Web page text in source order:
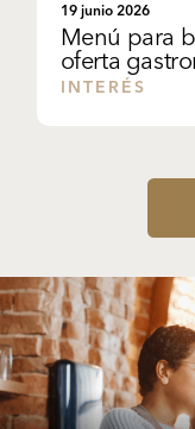
19 junio 2026
Menú para
oferta
INTERÉS